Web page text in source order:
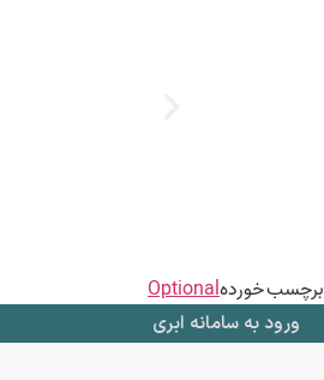
برچسب خوردهOptional
ورود به سامانه ابری